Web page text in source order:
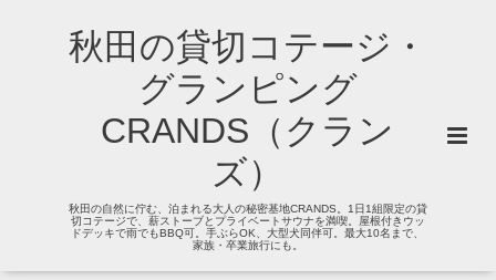
秋田の貸切コテージ・
グランピング
CRANDS（クラン
ズ）
秋田の自然に佇む、泊まれる大人の秘密基地CRANDS。1日1組限定の貸
切コテージで、薪ストーブとプライベートサウナを満喫。屋根付きウッ
ドデッキで雨でもBBQ可。手ぶらOK、大型犬同伴可。最大10名まで、
家族・卒業旅行にも。